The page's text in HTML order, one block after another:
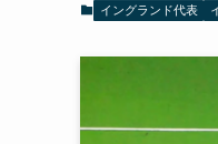
イングランド代表